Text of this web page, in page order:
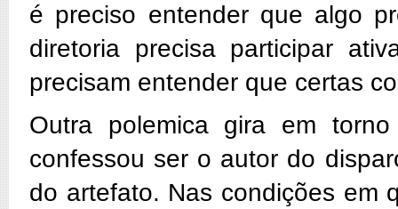
é preciso entender que algo
diretoria precisa participar
precisam entender que certas
Outra polemica gira em
confessou ser o autor do
do artefato. Nas condições em